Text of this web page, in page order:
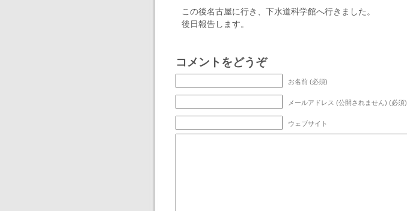
この後名古屋に行き、下水道科学館へ行きました。
後日報告します。
コメントをどうぞ
お名前 (必須)
メールアドレス (公開されません) (必須)
ウェブサイト